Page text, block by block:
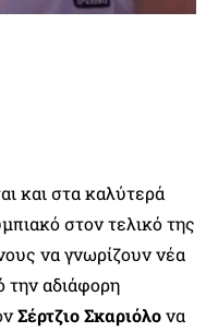
και στα καλύτερά
στον τελικό της
να γνωρίζουν νέα
την αδιάφορη
Σέρτζιο Σκαριόλονα